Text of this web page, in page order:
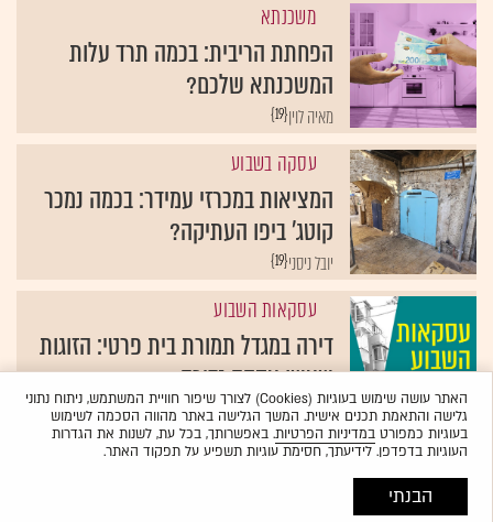
משכנתא
הפחתת הריבית: בכמה תרד עלות
המשכנתא שלכם?
{19}מאיה לוין
עסקה בשבוע
המציאות במכרזי עמידר: בכמה נמכר
קוטג' ביפו העתיקה?
{19}יובל ניסני
עסקאות השבוע
דירה במגדל תמורת בית פרטי: הזוגות
שעשו עסקה נדירה
{19}ניר וייס־ודררו האתר עושה שימוש בעוגיות (Cookies) לצורך שיפור חוויית המשתמש, ניתוח נתוני
גלישה והתאמת תכנים אישית. המשך הגלישה באתר מהווה הסכמה לשימוש
בעוגיות כמפורטבמדיניות הפרטיות. באפשרותך, בכל עת, לשנות את הגדרות
העוגיות בדפדפן. לידיעתך, חסימת עוגיות תשפיע על תפקוד האתר.
הבנתי